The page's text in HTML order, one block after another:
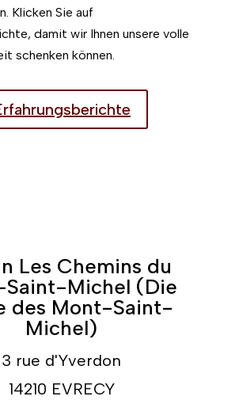
Klicken Sie auf
damit wir Ihnen unsere volle
schenken können.
Les Chemins du
Michel (Die
des Mont-Saint-
Michel)
3 rue d'Yverdon
14210 EVRECY